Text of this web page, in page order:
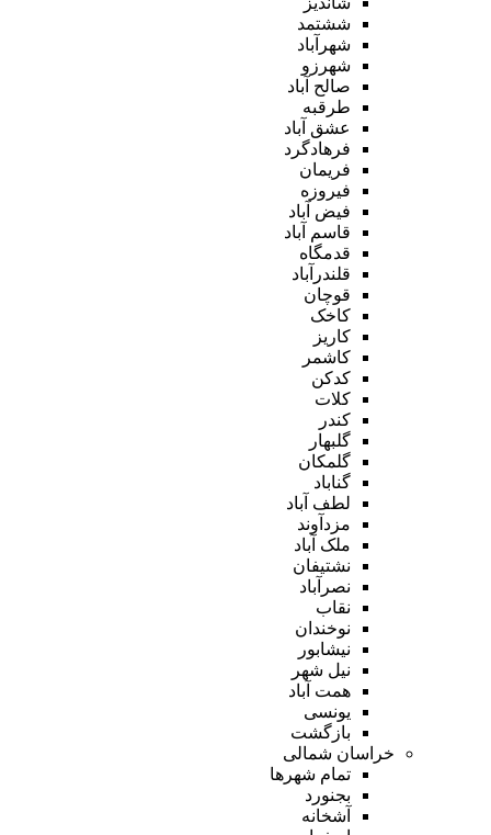
ششتمد
شهرآباد
شهرزو
صالح آباد
طرقبه
عشق آباد
فرهادگرد
فریمان
فیروزه
فیض آباد
قاسم آباد
قدمگاه
قلندرآباد
قوچان
کاخک
کاریز
کاشمر
کدکن
کلات
کندر
گلبهار
گلمکان
گناباد
لطف آباد
مزدآوند
ملک آباد
نشتیفان
نصرآباد
نقاب
نوخندان
نیشابور
نیل شهر
همت آباد
یونسی
بازگشت
خراسان شمالی
تمام شهر‌ها
بجنورد
آشخانه